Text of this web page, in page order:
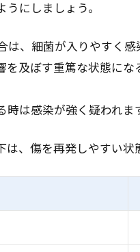
にしましょう。
、細菌が入りやすく
及ぼす重篤な状態に
は感染が強く疑われま
、傷を再発しやすい状